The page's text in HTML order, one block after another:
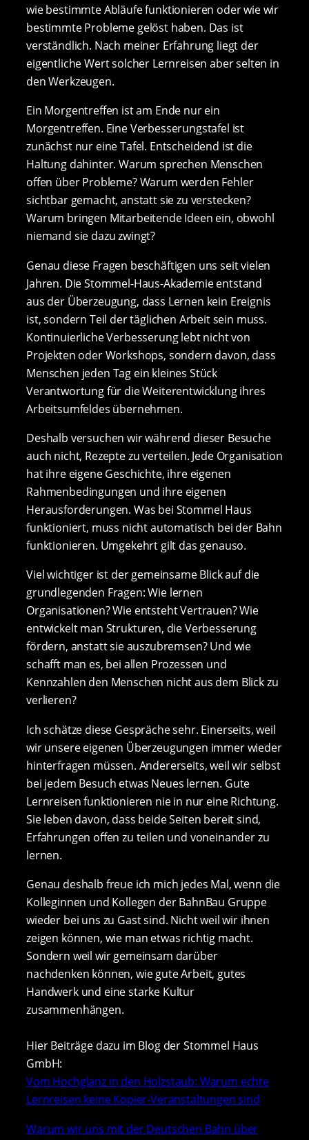
wie bestimmte Abläufe funktionieren oder wie wir
bestimmte Probleme gelöst haben. Das ist
verständlich. Nach meiner Erfahrung liegt der
eigentliche Wert solcher Lernreisen aber selten in
den Werkzeugen.
Ein Morgentreffen ist am Ende nur ein
Morgentreffen. Eine Verbesserungstafel ist
zunächst nur eine Tafel. Entscheidend ist die
Haltung dahinter. Warum sprechen Menschen
offen über Probleme? Warum werden Fehler
sichtbar gemacht, anstatt sie zu verstecken?
Warum bringen Mitarbeitende Ideen ein, obwohl
niemand sie dazu zwingt?
Genau diese Fragen beschäftigen uns seit vielen
Jahren. Die Stommel-Haus-Akademie entstand
aus der Überzeugung, dass Lernen kein Ereignis
ist, sondern Teil der täglichen Arbeit sein muss.
Kontinuierliche Verbesserung lebt nicht von
Projekten oder Workshops, sondern davon, dass
Menschen jeden Tag ein kleines Stück
Verantwortung für die Weiterentwicklung ihres
Arbeitsumfeldes übernehmen.
Deshalb versuchen wir während dieser Besuche
auch nicht, Rezepte zu verteilen. Jede Organisation
hat ihre eigene Geschichte, ihre eigenen
Rahmenbedingungen und ihre eigenen
Herausforderungen. Was bei Stommel Haus
funktioniert, muss nicht automatisch bei der Bahn
funktionieren. Umgekehrt gilt das genauso.
Viel wichtiger ist der gemeinsame Blick auf die
grundlegenden Fragen: Wie lernen
Organisationen? Wie entsteht Vertrauen? Wie
entwickelt man Strukturen, die Verbesserung
fördern, anstatt sie auszubremsen? Und wie
schafft man es, bei allen Prozessen und
Kennzahlen den Menschen nicht aus dem Blick zu
verlieren?
Ich schätze diese Gespräche sehr. Einerseits, weil
wir unsere eigenen Überzeugungen immer wieder
hinterfragen müssen. Andererseits, weil wir selbst
bei jedem Besuch etwas Neues lernen. Gute
Lernreisen funktionieren nie in nur eine Richtung.
Sie leben davon, dass beide Seiten bereit sind,
Erfahrungen offen zu teilen und voneinander zu
lernen.
Genau deshalb freue ich mich jedes Mal, wenn die
Kolleginnen und Kollegen der BahnBau Gruppe
wieder bei uns zu Gast sind. Nicht weil wir ihnen
zeigen können, wie man etwas richtig macht.
Sondern weil wir gemeinsam darüber
nachdenken können, wie gute Arbeit, gutes
Handwerk und eine starke Kultur
zusammenhängen.
Hier Beiträge dazu im Blog der Stommel Haus
GmbH:
Vom Hochglanz in den Holzstaub: Warum echte
Lernreisen keine Kopier-Veranstaltungen sind
Warum wir uns mit der Deutschen Bahn über